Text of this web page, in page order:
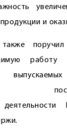
и
также
выпускаемых